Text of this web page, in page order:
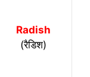
Radish
(रैडिश)